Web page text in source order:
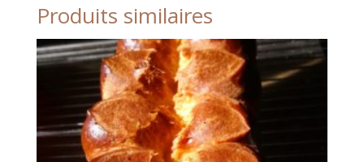
Produits similaires